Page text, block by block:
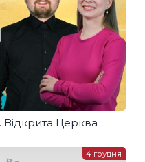
Відкрита Церква
4 грудня